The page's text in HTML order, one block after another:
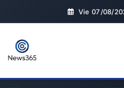
Vie 07/08/